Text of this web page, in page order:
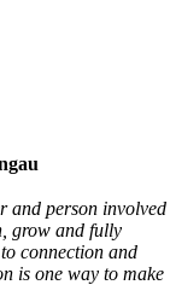
and person involved
grow and fully
connection and
is one way to make